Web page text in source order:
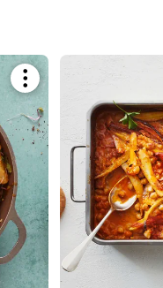
Bookmark
recipe
or
add
it
your
collections.